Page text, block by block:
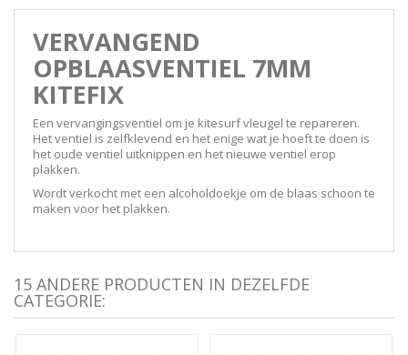
VERVANGEND
OPBLAASVENTIEL 7MM
KITEFIX
Een vervangingsventiel om je kitesurf vleugel te repareren.
Het ventiel is zelfklevend en het enige wat je hoeft te doen is
het oude ventiel uitknippen en het nieuwe ventiel erop
plakken.
Wordt verkocht met een alcoholdoekje om de blaas schoon te
maken voor het plakken.
15 ANDERE PRODUCTEN IN DEZELFDE
CATEGORIE: